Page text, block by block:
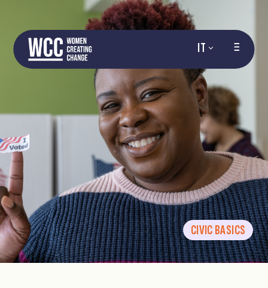
IT
CIVIC BASICS